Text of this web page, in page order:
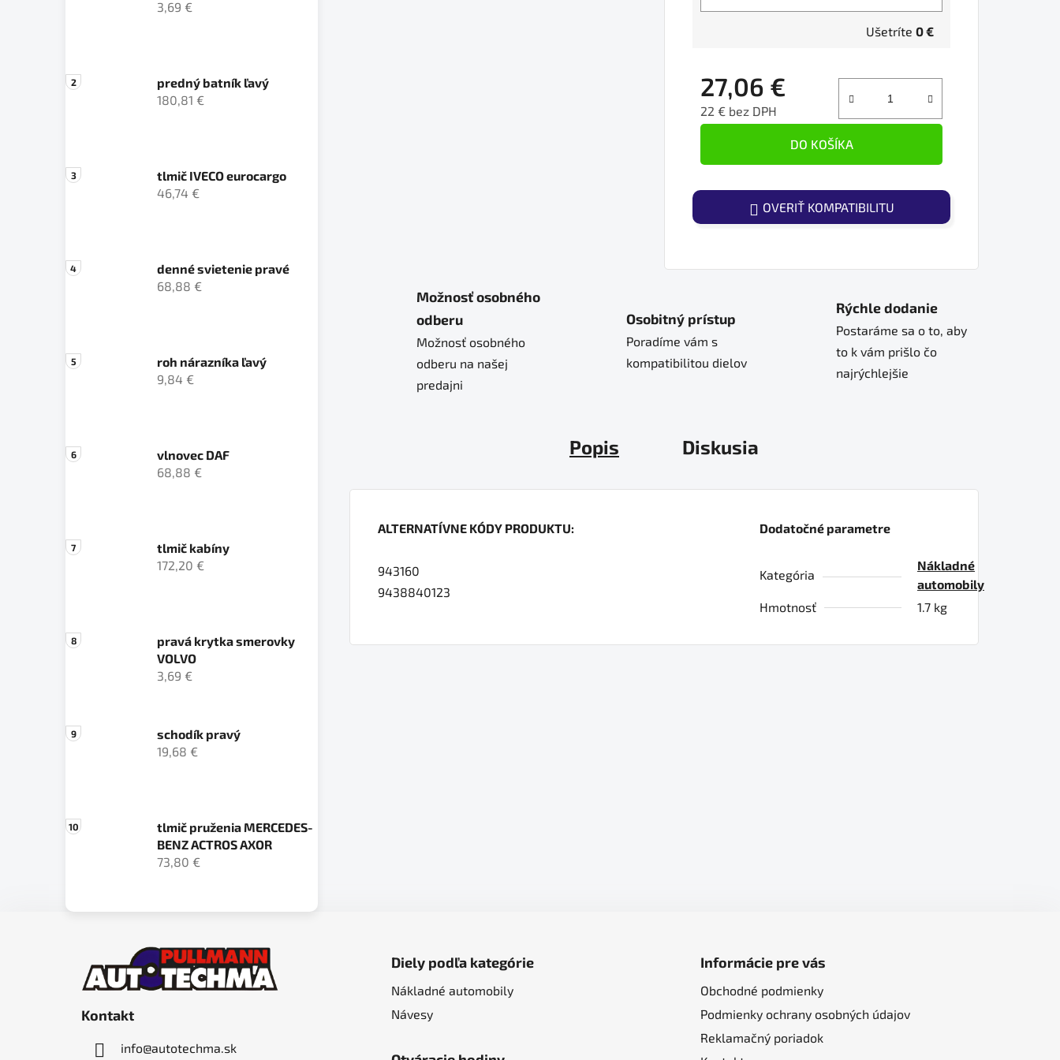
3,69 €
predný batník ľavý
180,81 €
tlmič IVECO eurocargo
46,74 €
denné svietenie pravé
68,88 €
roh nárazníka ľavý
9,84 €
vlnovec DAF
68,88 €
tlmič kabíny
172,20 €
pravá krytka smerovky
VOLVO
3,69 €
schodík pravý
19,68 €
tlmič pruženia MERCEDES-
BENZ ACTROS AXOR
73,80 €
Ušetríte 0 €
27,06 €
22 € bez DPH
DO KOŠÍKA
OVERIŤ KOMPATIBILITU
Možnosť osobného
odberu
Možnosť osobného
odberu na našej
predajni
Osobitný prístup
Poradíme vám s
kompatibilitou dielov
Rýchle dodanie
Postaráme sa o to, aby
to k vám prišlo čo
najrýchlejšie
Popis Diskusia
ALTERNATÍVNE KÓDY PRODUKTU:
943160
9438840123
Dodatočné parametre
Kategória
Nákladné
automobily
Hmotnosť
1.7 kg
Kontakt
info@autotechma.sk
Diely podľa kategórie
Nákladné automobily
Návesy
Informácie pre vás
Obchodné podmienky
Podmienky ochrany osobných údajov
Reklamačný poriadok